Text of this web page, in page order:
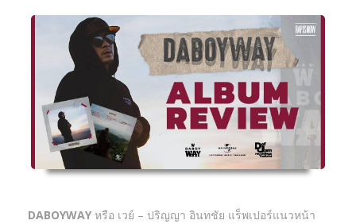
DABOYWAY หรือ เวย์ – ปริญญา อินทชัย แร็พเปอร์แนวหน้า